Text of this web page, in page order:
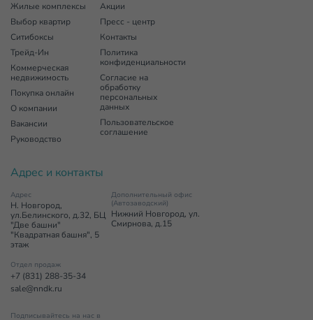
Жилые комплексы
Выбор квартир
Ситибоксы
Трейд-Ин
Коммерческая
недвижимость
Покупка онлайн
О компании
Вакансии
Руководство
Акции
Пресс - центр
Контакты
Политика
конфиденциальности
Согласие на
обработку
персональных
данных
Пользовательское
соглашение
Адрес и контакты
Адрес
Н. Новгород,
ул.Белинского, д.32, БЦ
"Две башни"
"Квадратная башня", 5
этаж
Дополнительный офис
(Автозаводский)
Нижний Новгород, ул.
Смирнова, д.15
Отдел продаж
+7 (831) 288-35-34
sale@nndk.ru
Подписывайтесь на нас в